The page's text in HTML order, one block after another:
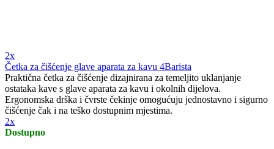
2x
Četka za čišćenje glave aparata za kavu 4Barista
Praktična četka za čišćenje dizajnirana za temeljito uklanjanje
ostataka kave s glave aparata za kavu i okolnih dijelova.
Ergonomska drška i čvrste čekinje omogućuju jednostavno i sigurno
čišćenje čak i na teško dostupnim mjestima.
2x
Dostupno